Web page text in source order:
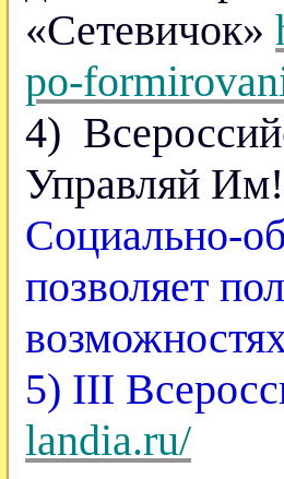
«Сетевичок»
po-
4)
Управляй
Социально-
позволяет
5) III
landia.ru/